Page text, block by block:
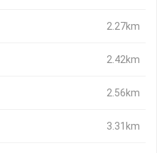
2.27km
2.42km
2.56km
3.31km